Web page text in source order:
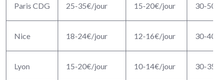
Paris CDG 25-35€/jour 15-20€/jour 30-
Nice 18-24€/jour 12-16€/jour 30-
Lyon 15-20€/jour 10-14€/jour 30-